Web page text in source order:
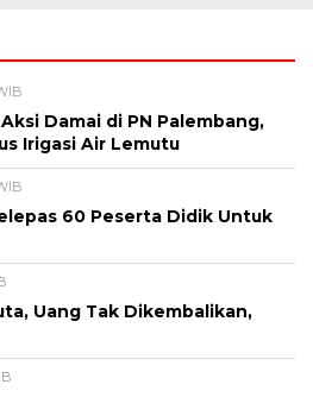
Damai di PN Palembang,
Irigasi Air Lemutu
60 Peserta Didik Untuk
Uang Tak Dikembalikan,